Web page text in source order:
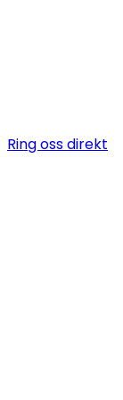
Ring oss direkt